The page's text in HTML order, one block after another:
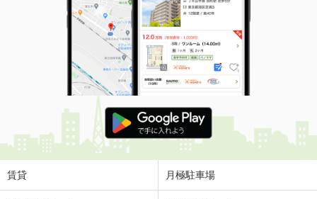
賃貸 月極駐車場